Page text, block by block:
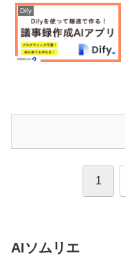
Dify
1
AIソムリエ